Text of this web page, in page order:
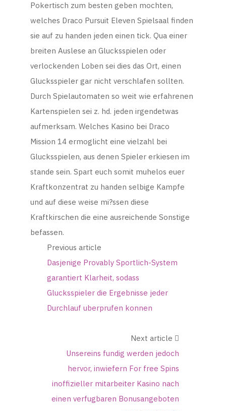
Pokertisch zum besten geben mochten,
welches Draco Pursuit Eleven Spielsaal finden
sie auf zu handen jeden einen tick. Qua einer
breiten Auslese an Glucksspielen oder
verlockenden Loben sei dies das Ort, einen
Glucksspieler gar nicht verschlafen sollten.
Durch Spielautomaten so weit wie erfahrenen
Kartenspielen sei z. hd. jeden irgendetwas
aufmerksam. Welches Kasino bei Draco
Mission 14 ermoglicht eine vielzahl bei
Glucksspielen, aus denen Spieler erkiesen im
stande sein. Spart euch somit muhelos euer
Kraftkonzentrat zu handen selbige Kampfe
und auf diese weise mi?ssen diese
Kraftkirschen die eine ausreichende Sonstige
befassen.
Previous article
Dasjenige Provably Sportlich-System
garantiert Klarheit, sodass
Glucksspieler die Ergebnisse jeder
Durchlauf uberprufen konnen
Next article
Unsereins fundig werden jedoch
hervor, inwiefern For free Spins
inoffizieller mitarbeiter Kasino nach
einen verfugbaren Bonusangeboten